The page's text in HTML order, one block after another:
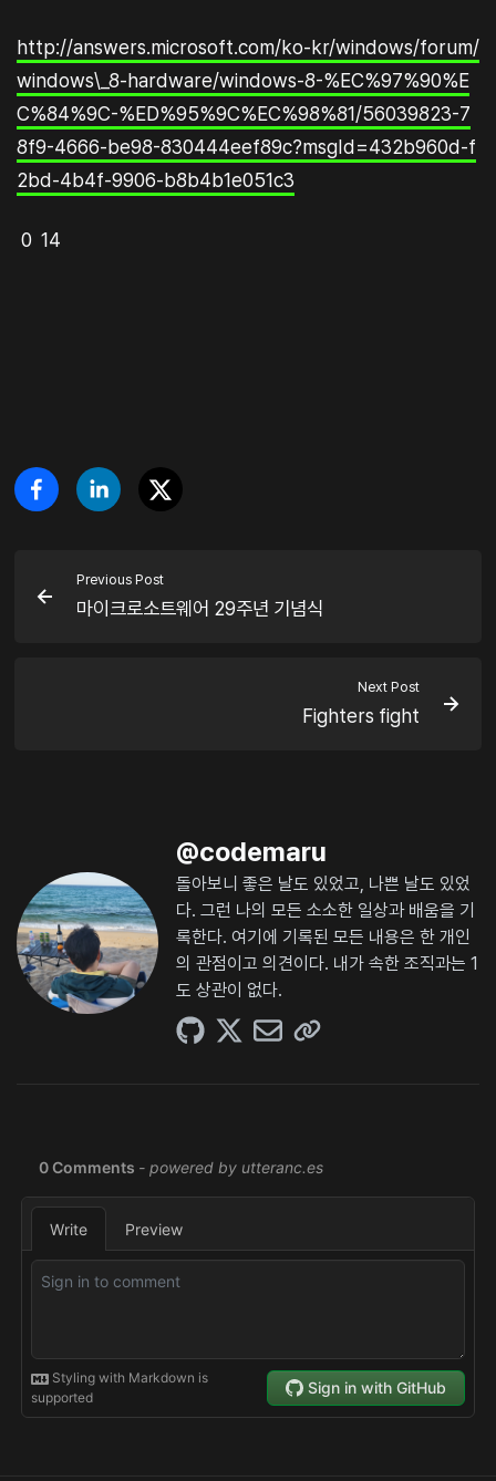
http://answers.microsoft.com/ko-kr/windows/forum/
windows\_8-hardware/windows-8-%EC%97%90%E
C%84%9C-%ED%95%9C%EC%98%81/56039823-7
8f9-4666-be98-830444eef89c?msgId=432b960d-f
2bd-4b4f-9906-b8b4b1e051c3
0 14
Previous Post
마이크로소트웨어 29주년 기념식
Next Post
Fighters fight
@codemaru
돌아보니 좋은 날도 있었고, 나쁜 날도 있었
다. 그런 나의 모든 소소한 일상과 배움을 기
록한다. 여기에 기록된 모든 내용은 한 개인
의 관점이고 의견이다. 내가 속한 조직과는 1
도 상관이 없다.